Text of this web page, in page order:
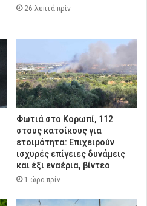
26 λεπτά πρίν
Φωτιά στο Κορωπί, 112
στους κατοίκους για
ετοιμότητα: Επιχειρούν
ισχυρές επίγειες δυνάμεις
και έξι εναέρια, βίντεο
1 ώρα πρίν